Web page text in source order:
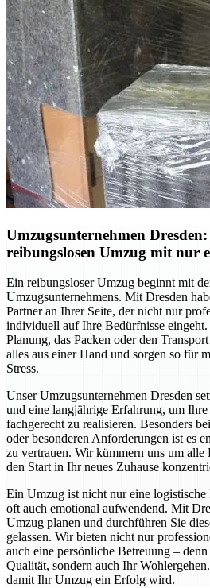
Umzugsunternehmen
reibungslosen Umzug mit nur
Ein reibungsloser Umzug beginnt mit
Umzugsunternehmens. Mit Dresden
Partner an Ihrer Seite, der nicht nur
individuell auf Ihre Bedürfnisse
Planung, das Packen oder den
alles aus einer Hand und sorgen so für
Stress.
Unser Umzugsunternehmen Dresden
und eine langjährige Erfahrung, um
fachgerecht zu realisieren. Besonders
oder besonderen Anforderungen ist es
zu vertrauen. Wir kümmern uns um alle
den Start in Ihr neues Zuhause
Ein Umzug ist nicht nur eine logistische
oft auch emotional aufwendend. Mit
Umzug planen und durchführen Sie
gelassen. Wir bieten nicht nur
auch eine persönliche Betreuung –
Qualität, sondern auch Ihr
damit Ihr Umzug ein Erfolg wird.